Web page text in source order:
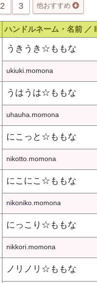
2 3 他おすすめ
ハンドルネーム・名前 ／
うきうき☆ももな
ukiuki.momona
うはうは☆ももな
uhauha.momona
にこっと☆ももな
nikotto.momona
にこにこ☆ももな
nikoniko.momona
にっこり☆ももな
nikkori.momona
ノリノリ☆ももな